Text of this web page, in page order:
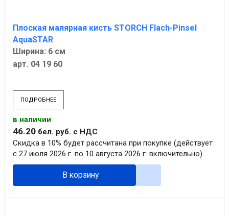
Плоская малярная кисть STORCH Flach-Pinsel
AquaSTAR
Ширина: 6 см
арт. 04 19 60
ПОДРОБНЕЕ
в наличии
46.20 бел. руб. с НДС
Скидка в 10% будет рассчитана при покупке (действует
с 27 июля 2026 г. по 10 августа 2026 г. включительно)
В корзину